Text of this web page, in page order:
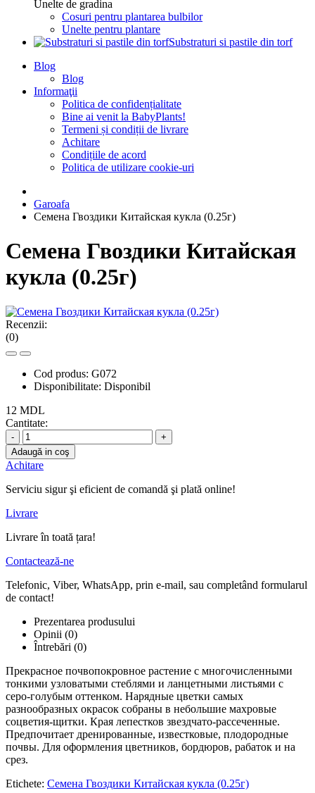
Unelte de gradina
Cosuri pentru plantarea bulbilor
Unelte pentru plantare
Substraturi si pastile din torf
Blog
Blog
Informaţii
Politica de confidențialitate
Bine ai venit la BabyPlants!
Termeni și condiții de livrare
Achitare
Condițiile de acord
Politica de utilizare cookie-uri
Garoafa
Семена Гвоздики Китайская кукла (0.25г)
Семена Гвоздики Китайская
кукла (0.25г)
Recenzii:
(0)
Cod produs: G072
Disponibilitate: Disponibil
12 MDL
Cantitate:
-
+
Adaugă in coş
Achitare
Serviciu sigur şi eficient de comandă şi plată online!
Livrare
Livrare în toată țara!
Contactează-ne
Telefonic, Viber, WhatsApp, prin e-mail, sau completând formularul
de contact!
Prezentarea produsului
Opinii (0)
Întrebări (0)
Прекрасное почвопокровное растение с многочисленными
тонкими узловатыми стеблями и ланцетными листьями с
серо-голубым оттенком. Нарядные цветки самых
разнообразных окрасок собраны в небольшие махровые
соцветия-щитки. Края лепестков звездчато-рассеченные.
Предпочитает дренированные, известковые, плодородные
почвы. Для оформления цветников, бордюров, рабаток и на
срез.
Etichete: Семена Гвоздики Китайская кукла (0.25г)